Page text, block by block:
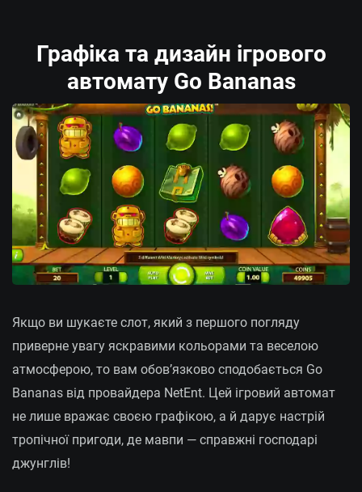
Графіка та дизайн ігрового
автомату Go Bananas
Якщо ви шукаєте слот, який з першого погляду
приверне увагу яскравими кольорами та веселою
атмосферою, то вам обов’язково сподобається Go
Bananas від провайдера NetEnt. Цей ігровий автомат
не лише вражає своєю графікою, а й дарує настрій
тропічної пригоди, де мавпи — справжні господарі
джунглів!